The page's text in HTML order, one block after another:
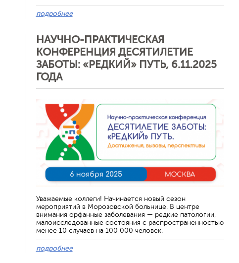
подробнее
НАУЧНО-ПРАКТИЧЕСКАЯ
КОНФЕРЕНЦИЯ ДЕСЯТИЛЕТИЕ
ЗАБОТЫ: «РЕДКИЙ» ПУТЬ, 6.11.2025
ГОДА
Уважаемые коллеги! Начинается новый сезон
мероприятий в Морозовской больнице. В центре
внимания орфанные заболевания — редкие патологии,
малоисследованные состояния с распространенностью
менее 10 случаев на 100 000 человек.
подробнее
Отменить